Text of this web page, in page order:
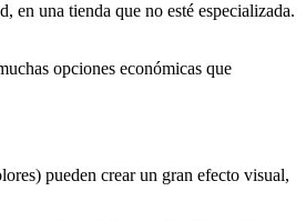
en una tienda que no esté especializada.
opciones económicas que
pueden crear un gran efecto visual,